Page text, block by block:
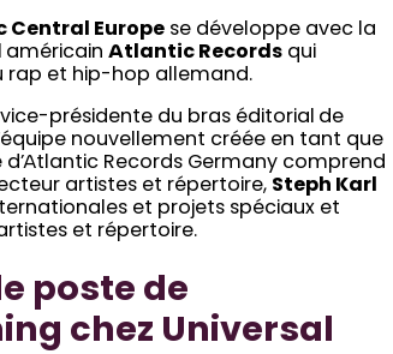
Central Europe se développe avec la
américainAtlantic Records qui
rap et hip-hop allemand.
présidente du bras éditorial de
nouvellement créée en tant que
d’Atlantic Records Germany comprend
artistes et répertoire, Steph Karl
et projets spéciaux et
et répertoire.
poste de
chez Universal